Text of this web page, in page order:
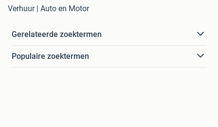
Verhuur | Auto en Motor
Gerelateerde zoektermen
Populaire zoektermen